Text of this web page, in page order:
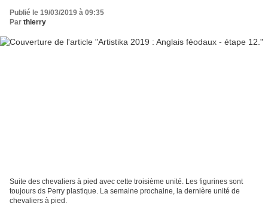
Publié le 19/03/2019 à 09:35
Par thierry
Suite des chevaliers à pied avec cette troisième unité. Les figurines sont
toujours ds Perry plastique. La semaine prochaine, la dernière unité de
chevaliers à pied.